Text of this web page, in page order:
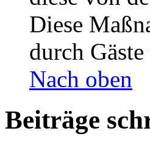
Diese
durch
Nach oben
Beiträge